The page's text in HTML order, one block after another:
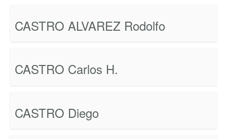
CASTRO ALVAREZ Rodolfo
CASTRO Carlos H.
CASTRO Diego